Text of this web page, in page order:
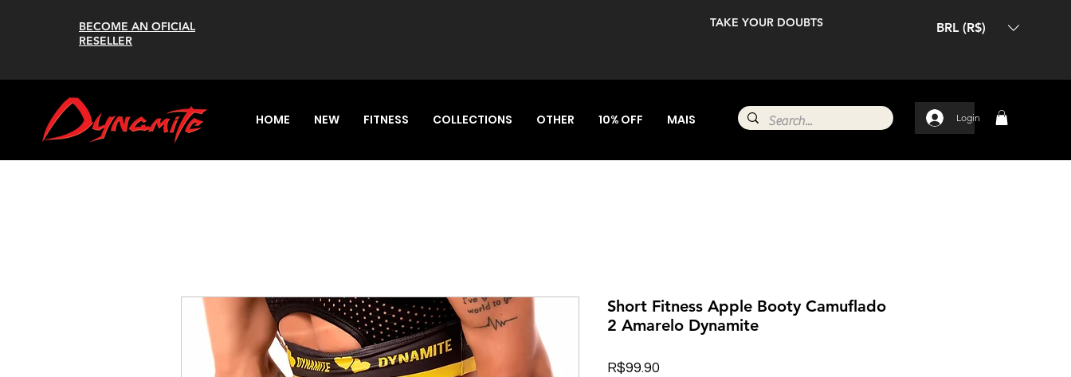
BECOME AN OFICIAL
RESELLER
TAKE YOUR DOUBTS BRL (R$)
HOME NEW FITNESS COLLECTIONS OTHER 10% OFF MAIS Login
Short Fitness Apple Booty Camuflado
2 Amarelo Dynamite
R$99.90